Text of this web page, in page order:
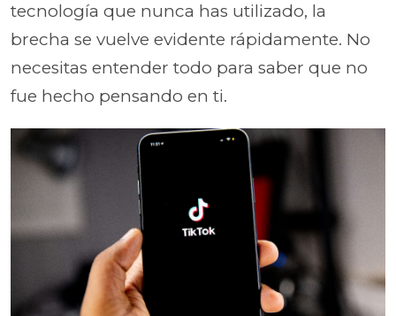
tecnología que nunca has utilizado, la
brecha se vuelve evidente rápidamente. No
necesitas entender todo para saber que no
fue hecho pensando en ti.